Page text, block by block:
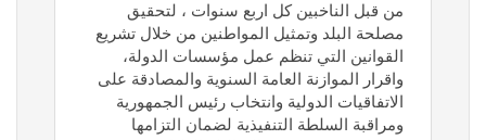
من قبل الناخبين كل اربع سنوات ، لتحقيق
مصلحة البلد وتمثيل المواطنين من خلال تشريع
القوانين التي تنظم عمل مؤسسات الدولة،
واقرار الموازنة العامة السنوية والمصادقة على
الاتفاقيات الدولية وانتخاب رئيس الجمهورية
ومراقبة السلطة التنفيذية لضمان التزامها